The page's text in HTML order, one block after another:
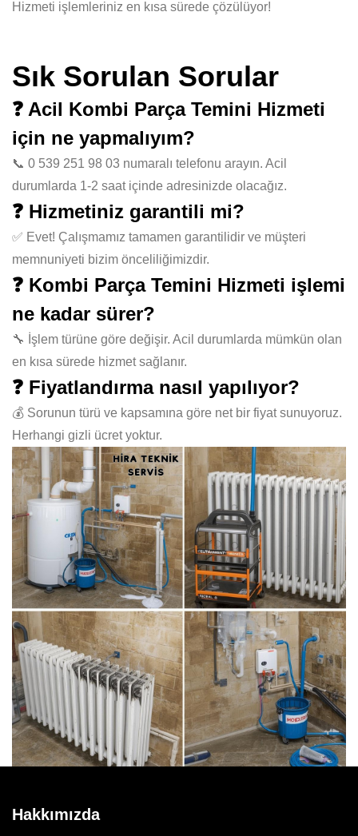
Hizmeti işlemleriniz en kısa sürede çözülüyor!
Sık Sorulan Sorular
❓ Acil Kombi Parça Temini Hizmeti
için ne yapmalıyım?
📞 0 539 251 98 03 numaralı telefonu arayın. Acil
durumlarda 1-2 saat içinde adresinizde olacağız.
❓ Hizmetiniz garantili mi?
✅ Evet! Çalışmamız tamamen garantilidir ve müşteri
memnuniyeti bizim önceliliğimizdir.
❓ Kombi Parça Temini Hizmeti işlemi
ne kadar sürer?
🔧 İşlem türüne göre değişir. Acil durumlarda mümkün olan
en kısa sürede hizmet sağlanır.
❓ Fiyatlandırma nasıl yapılıyor?
💰 Sorunun türü ve kapsamına göre net bir fiyat sunuyoruz.
Herhangi gizli ücret yoktur.
Hakkımızda